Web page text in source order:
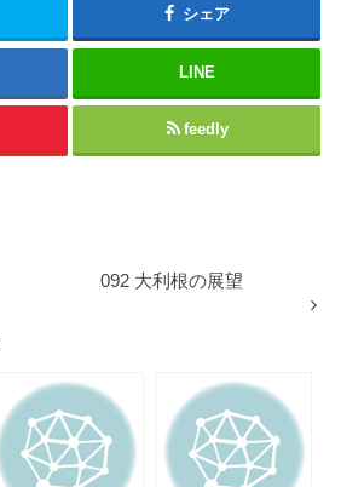
シェア
LINE
feedly
092 大利根の展望